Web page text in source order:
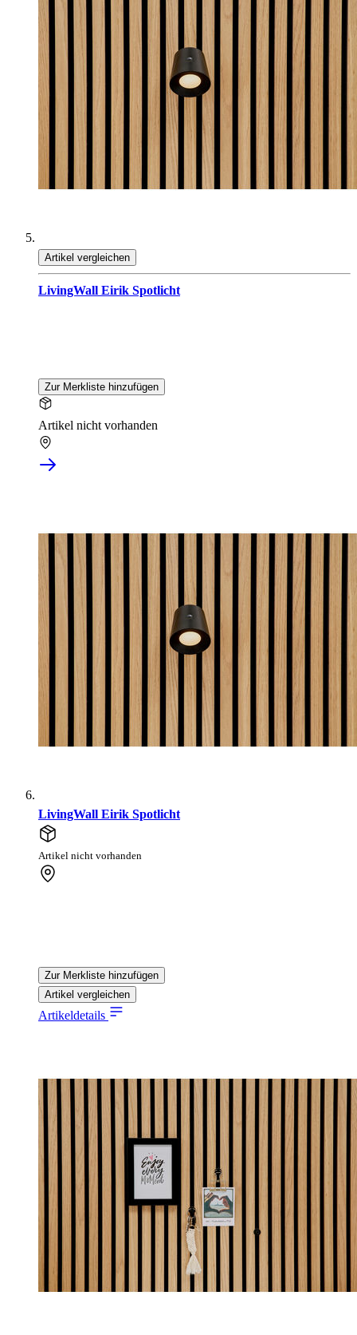
Artikel vergleichen
LivingWall Eirik Spotlicht
Zur Merkliste hinzufügen
Artikel nicht vorhanden
LivingWall Eirik Spotlicht
Artikel nicht vorhanden
Zur Merkliste hinzufügen
Artikel vergleichen
Artikeldetails